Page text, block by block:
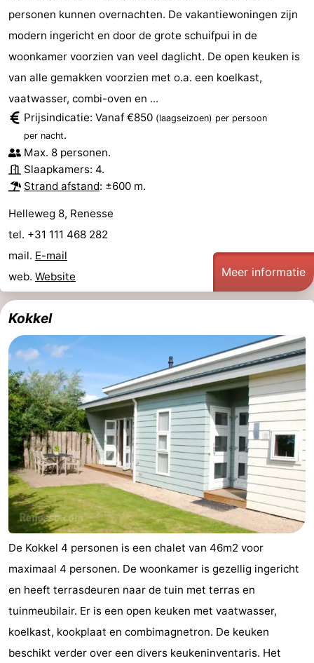
personen kunnen overnachten. De vakantiewoningen zijn
modern ingericht en door de grote schuifpui in de
woonkamer voorzien van veel daglicht. De open keuken is
van alle gemakken voorzien met o.a. een koelkast,
vaatwasser, combi-oven en ...
Prijsindicatie: Vanaf €850 (laagseizoen) per persoon
per nacht.
Max. 8 personen.
Slaapkamers: 4.
Strand afstand: ±600 m.
Helleweg 8, Renesse
tel. +31 111 468 282
mail. E-mail
web. Website Meer informatie
Kokkel
De Kokkel 4 personen is een chalet van 46m2 voor
maximaal 4 personen. De woonkamer is gezellig ingericht
en heeft terrasdeuren naar de tuin met terras en
tuinmeubilair. Er is een open keuken met vaatwasser,
koelkast, kookplaat en combimagnetron. De keuken
beschikt verder over een divers keukeninventaris. Het